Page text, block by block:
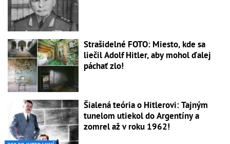
Strašidelné FOTO: Miesto, kde sa
liečil Adolf Hitler, aby mohol ďalej
páchať zlo!
Šialená teória o Hitlerovi: Tajným
tunelom utiekol do Argentíny a
zomrel až v roku 1962!